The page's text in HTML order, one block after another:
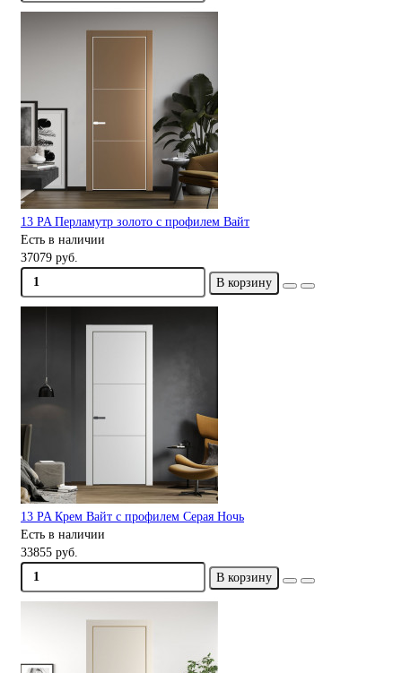
13 PA Перламутр золото с профилем Вайт
Есть в наличии
37079 руб.
В корзину
13 PA Крем Вайт с профилем Серая Ночь
Есть в наличии
33855 руб.
В корзину